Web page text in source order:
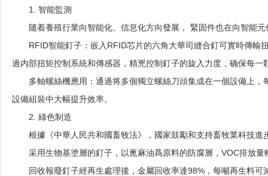
1. 智能監測
随着養殖行業向智能化、信息化方向發展， 緊固件也在向智能元
RFID智能釘子：嵌入RFID芯片的六角大華司縫合釘可實時傳
過内部扭矩控制系統和傳感器，精兇控制釘子的旋入力度，确保每一
多軸螺絲機應用：通過将多個獨立螺絲刀頭集成在一個設備上
設備組裝中大幅提升效率。
2. 綠色制造
根據《中華人民共和國畜牧法》，國家鼓勵和支持畜牧業科技
采用生物基塗層的釘子，以蓖麻油爲原料的防腐層，VOC排放
回收報廢釘子經再生處理後，金屬回收率達98%，每噸再生料可